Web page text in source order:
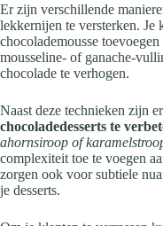
Er zijn verschillende
lekkernijen te versterken. Je
chocolademousse
mousseline- of ganache-
chocolade te verhogen.
Naast deze technieken zijn
chocoladedesserts te
ahornsiroop of
complexiteit toe te voegen
zorgen ook voor subtiele
je desserts.